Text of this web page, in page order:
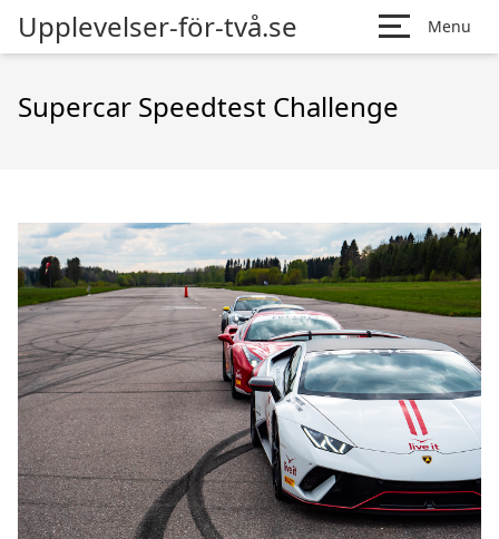
Upplevelser-för-två.se Menu
Supercar Speedtest Challenge